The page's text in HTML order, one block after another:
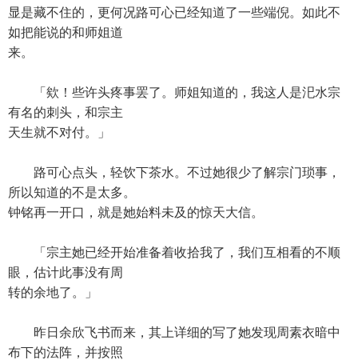
显是藏不住的，更何况路可心已经知道了一些端倪。如此不
如把能说的和师姐道
来。
「欸！些许头疼事罢了。师姐知道的，我这人是汜水宗
有名的刺头，和宗主
天生就不对付。」
路可心点头，轻饮下茶水。不过她很少了解宗门琐事，
所以知道的不是太多。
钟铭再一开口，就是她始料未及的惊天大信。
「宗主她已经开始准备着收拾我了，我们互相看的不顺
眼，估计此事没有周
转的余地了。」
昨日余欣飞书而来，其上详细的写了她发现周素衣暗中
布下的法阵，并按照